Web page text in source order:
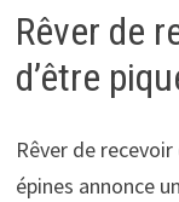
Rêver de
d’être
Rêver de
épines annonce